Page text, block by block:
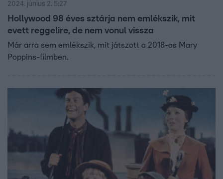
2024. június 2. 5:27
Hollywood 98 éves sztárja nem emlékszik, mit
evett reggelire, de nem vonul vissza
Már arra sem emlékszik, mit játszott a 2018-as Mary
Poppins-filmben.